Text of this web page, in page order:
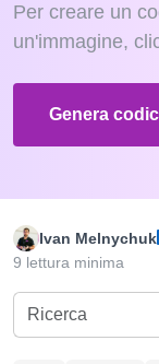
Per creare un
un'immagine,
Genera
Ivan Melnychuk
9 lettura minima